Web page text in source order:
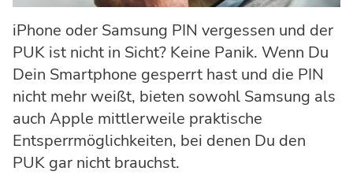
iPhone oder Samsung PIN vergessen und der
PUK ist nicht in Sicht? Keine Panik. Wenn Du
Dein Smartphone gesperrt hast und die PIN
nicht mehr weißt, bieten sowohl Samsung als
auch Apple mittlerweile praktische
Entsperrmöglichkeiten, bei denen Du den
PUK gar nicht brauchst.